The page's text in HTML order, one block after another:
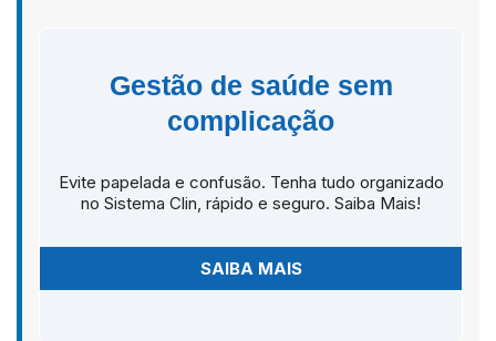
Gestão de saúde sem
complicação
Evite papelada e confusão. Tenha tudo organizado
no Sistema Clin, rápido e seguro. Saiba Mais!
SAIBA MAIS